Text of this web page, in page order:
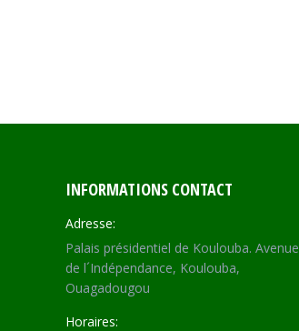
INFORMATIONS CONTACT
Adresse:
Palais présidentiel de Koulouba. Avenue
de l´Indépendance, Koulouba,
Ouagadougou
Horaires: